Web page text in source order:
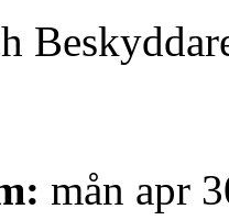
mån apr